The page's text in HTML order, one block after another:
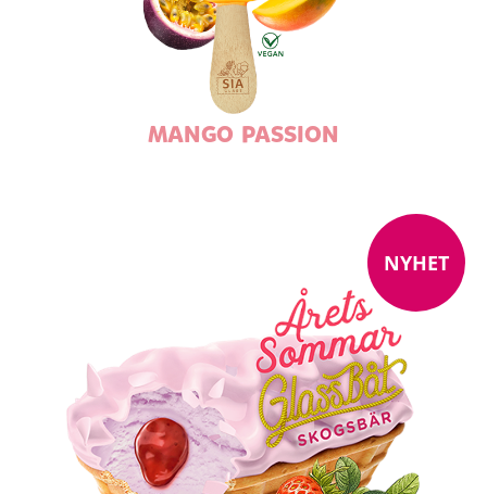
MANGO PASSION
NYHET